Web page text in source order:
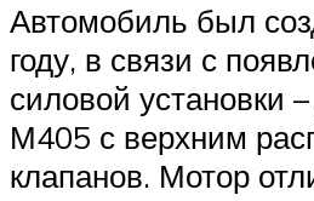
Автомобиль был
году, в связи с
силовой установки
М405 с верхним
клапанов. Мотор